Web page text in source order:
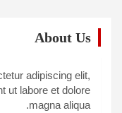
About Us
adipiscing elit,
ut labore et dolore
magna aliqua.